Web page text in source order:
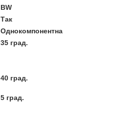
BW
Так
Однокомпонентна
35 град.
40 град.
5 град.